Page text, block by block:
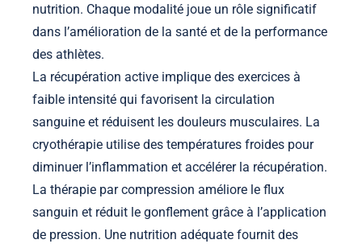
nutrition. Chaque modalité joue un rôle significatif
dans l’amélioration de la santé et de la performance
des athlètes.
La récupération active implique des exercices à
faible intensité qui favorisent la circulation
sanguine et réduisent les douleurs musculaires. La
cryothérapie utilise des températures froides pour
diminuer l’inflammation et accélérer la récupération.
La thérapie par compression améliore le flux
sanguin et réduit le gonflement grâce à l’application
de pression. Une nutrition adéquate fournit des